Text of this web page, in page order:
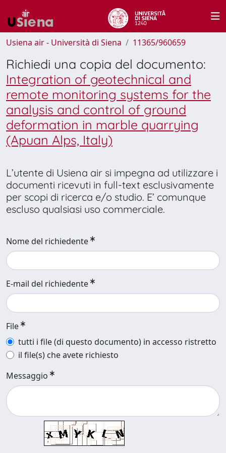
Usiena air - Università di Siena 11365/960659
Richiedi una copia del documento:
Integration of geotechnical and
remote monitoring systems for the
analysis and control of ground
deformation in marble quarrying
(Apuan Alps, Italy)
L’utente di Usiena air si impegna ad utilizzare i
documenti ricevuti in full-text esclusivamente
per scopi di ricerca e/o studio. E’ comunque
escluso qualsiasi uso commerciale.
Nome del richiedente
E-mail del richiedente
File
tutti i file (di questo documento) in accesso ristretto
il file(s) che avete richiesto
Messaggio